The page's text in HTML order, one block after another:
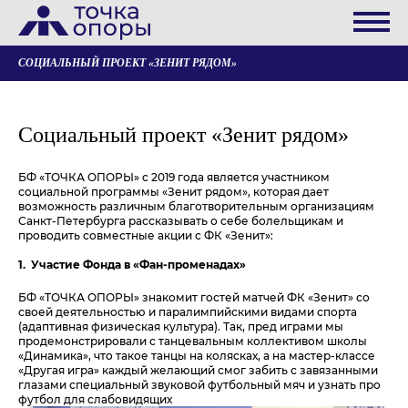
СОЦИАЛЬНЫЙ ПРОЕКТ «ЗЕНИТ РЯДОМ»
Социальный проект «Зенит рядом»
БФ «ТОЧКА ОПОРЫ» с 2019 года является участником
социальной программы «Зенит рядом», которая дает
возможность различным благотворительным организациям
Санкт-Петербурга рассказывать о себе болельщикам и
проводить совместные акции с ФК «Зенит»:
1. Участие Фонда в «Фан-променадах»
БФ «ТОЧКА ОПОРЫ» знакомит гостей матчей ФК «Зенит» со
своей деятельностью и паралимпийскими видами спорта
(адаптивная физическая культура). Так, пред играми мы
продемонстрировали с танцевальным коллективом школы
«Динамика», что такое танцы на колясках, а на мастер-классе
«Другая игра» каждый желающий смог забить с завязанными
глазами специальный звуковой футбольный мяч и узнать про
футбол для слабовидящих